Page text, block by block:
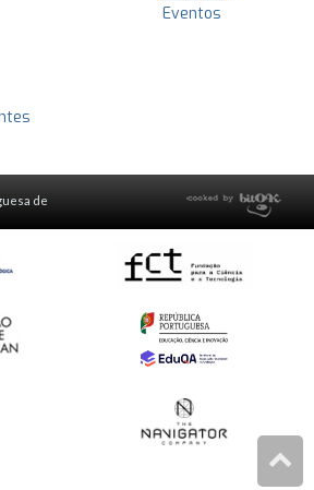
Eventos
de